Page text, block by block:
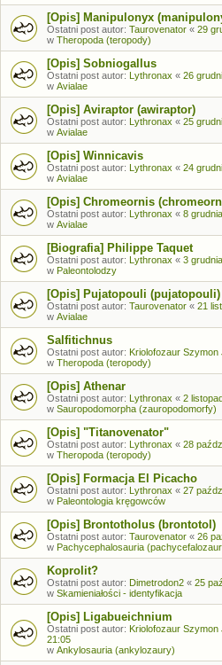
[Opis] Manipulonyx
Ostatni post autor: Taurovenator « 29
w Theropoda (teropody)
[Opis] Sobniogallus
Ostatni post autor: Lythronax « 26
w Avialae
[Opis] Aviraptor (awiraptor)
Ostatni post autor: Lythronax « 25
w Avialae
[Opis] Winnicavis
Ostatni post autor: Lythronax « 24
w Avialae
[Opis] Chromeornis
Ostatni post autor: Lythronax « 8
w Avialae
[Biografia] Philippe Taquet
Ostatni post autor: Lythronax « 3
w Paleontolodzy
[Opis] Pujatopouli (pujatopouli)
Ostatni post autor: Taurovenator « 21
w Avialae
Salfitichnus
Ostatni post autor: Kriolofozaur Szymon
w Theropoda (teropody)
[Opis] Athenar
Ostatni post autor: Lythronax « 2
w Sauropodomorpha (zauropodomorfy)
[Opis] "Titanovenator"
Ostatni post autor: Lythronax « 28
w Theropoda (teropody)
[Opis] Formacja El Picacho
Ostatni post autor: Lythronax « 27
w Paleontologia kręgowców
[Opis] Brontotholus (brontotol)
Ostatni post autor: Taurovenator « 26
w Pachycephalosauria
Koprolit?
Ostatni post autor: Dimetrodon2 « 25
w Skamieniałości - identyfikacja
[Opis] Ligabueichnium
Ostatni post autor: Kriolofozaur Szymon
21:05
w Ankylosauria (ankylozaury)